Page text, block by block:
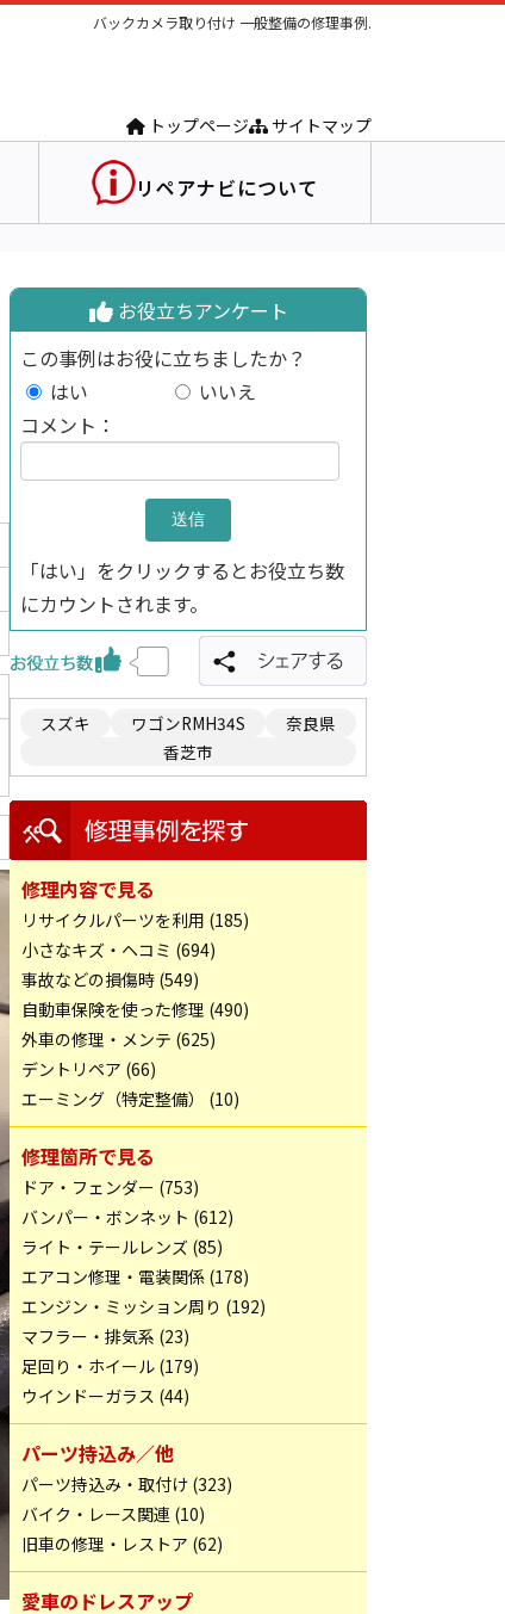
バックカメラ取り付け 一般整備の修理事例.
トップページ サイトマップ
リペアナビについて
お役立ちアンケート
この事例はお役に立ちましたか？
はい
いいえ
コメント：
「はい」をクリックするとお役立ち数
にカウントされます。
スズキ ワゴンRMH34S
奈良県
香芝市
修理内容で見る
リサイクルパーツを利用 (185)
小さなキズ・ヘコミ (694)
事故などの損傷時 (549)
自動車保険を使った修理 (490)
外車の修理・メンテ (625)
デントリペア (66)
エーミング（特定整備） (10)
修理箇所で見る
ドア・フェンダー (753)
バンパー・ボンネット (612)
ライト・テールレンズ (85)
エアコン修理・電装関係 (178)
エンジン・ミッション周り (192)
マフラー・排気系 (23)
足回り・ホイール (179)
ウインドーガラス (44)
パーツ持込み／他
パーツ持込み・取付け (323)
バイク・レース関連 (10)
旧車の修理・レストア (62)
愛車のドレスアップ